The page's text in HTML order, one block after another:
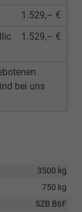
1.529,– €
1.529,– €
bei uns
3500 kg
750 kg
SZB B6F